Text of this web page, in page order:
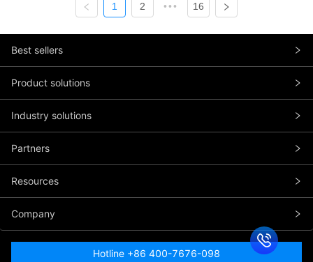
1 2 ••• 16
Best sellers
Product solutions
Industry solutions
Partners
Resources
Company
Hotline +86 400-7676-098